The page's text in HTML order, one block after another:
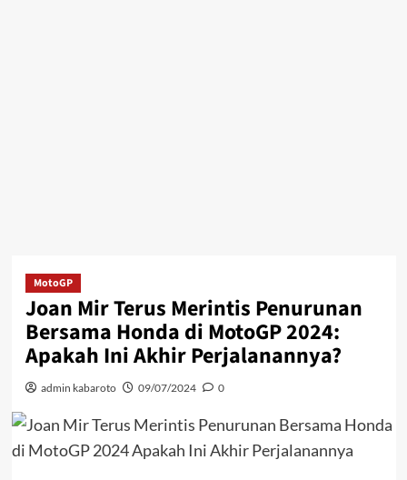
MotoGP
Joan Mir Terus Merintis Penurunan
Bersama Honda di MotoGP 2024:
Apakah Ini Akhir Perjalanannya?
admin kabaroto 09/07/2024 0